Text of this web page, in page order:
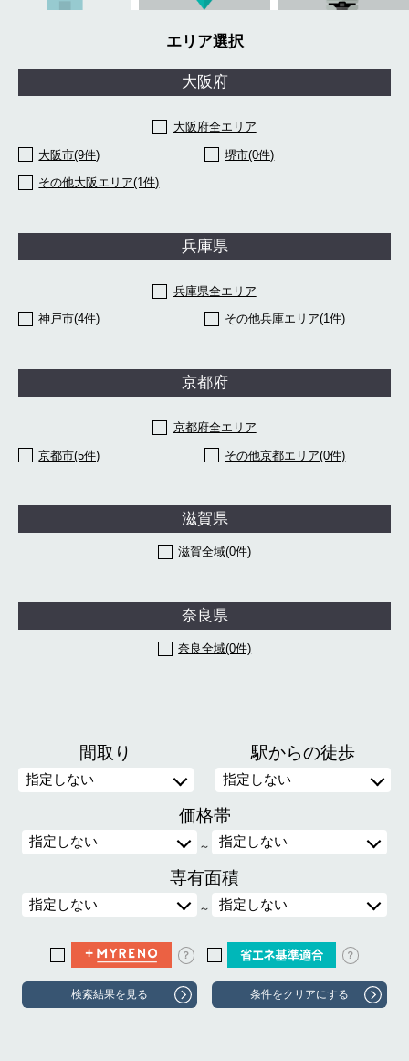
エリア選択
大阪府
大阪府全エリア
大阪市(9件) 堺市(0件)
その他大阪エリア(1件)
兵庫県
兵庫県全エリア
神戸市(4件) その他兵庫エリア(1件)
京都府
京都府全エリア
京都市(5件) その他京都エリア(0件)
滋賀県
滋賀全域(0件)
奈良県
奈良全域(0件)
間取り 駅からの徒歩
価格帯
～
専有面積
～
？ ？